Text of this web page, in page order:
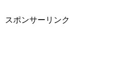
スポンサーリンク